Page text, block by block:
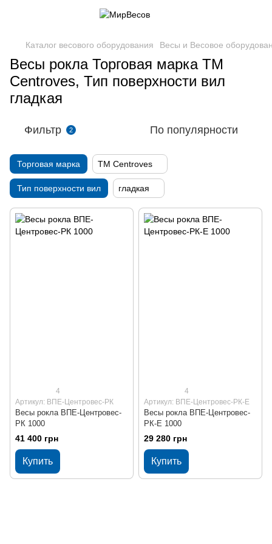
Каталог весового оборудования Весы и Весовое
Весы рокла Торговая марка ТМ
Centroves, Тип поверхности вил
гладкая
Фильтр 2 По популярности
Торговая марка ТМ Centroves
Тип поверхности вил гладкая
4
Артикул: ВПЕ-Центровес-РК
Весы рокла ВПЕ-Центровес-
РК 1000
41 400 грн
Купить
4
Артикул: ВПЕ-Центровес-РК-Е
Весы рокла ВПЕ-Центровес-
РК-Е 1000
29 280 грн
Купить